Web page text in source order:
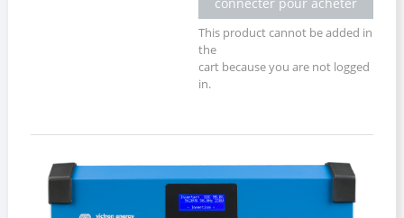
connecter pour acheter
This product cannot be added in
the
cart because you are not logged
in.